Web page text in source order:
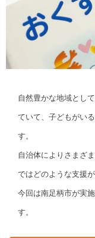
自然豊かな地域とし
ていて、子どもがい
す。
自治体によりさまざ
ではどのような支援
今回は南足柄市が実
す。